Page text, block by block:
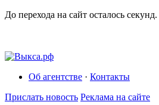
До перехода на сайт осталось секунд.
Об агентстве · Контакты
Прислать новость Реклама на сайте